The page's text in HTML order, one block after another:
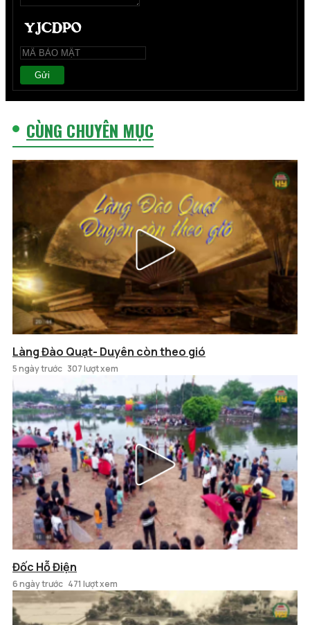
Gửi
CÙNG CHUYÊN MỤC
Làng Đào Quạt- Duyên còn theo gió
5 ngày trước 307 lượt xem
Đốc Hỗ Điện
6 ngày trước 471 lượt xem